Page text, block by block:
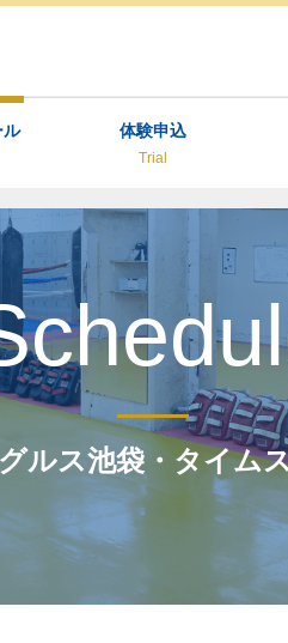
ル 体験申込
Trial
ルス池袋・タイム